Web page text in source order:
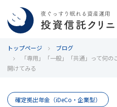
カウンセリング
ブログ
代表カン・チュンド
トップページ
ブログ
「専用」「一般」「共通」って何
開けてみる
確定拠出年金（iDeCo・企業型）